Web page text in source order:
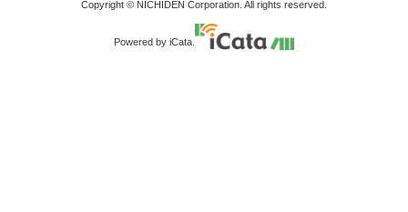
Copyright © NICHIDEN Corporation. All rights reserved.
Powered by iCata.